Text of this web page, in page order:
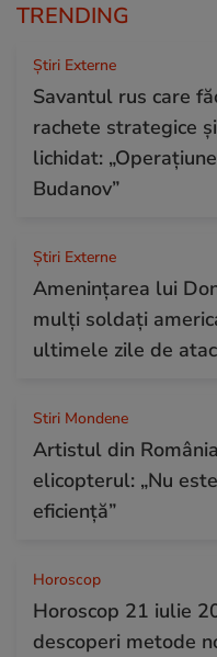
TRENDING
Știri Externe
Savantul rus care
rachete strategice
lichidat:
Budanov”
Știri Externe
Amenințarea lui
mulți soldați
ultimele zile de
Stiri Mondene
Artistul din
elicopterul: „Nu
eficiență”
Horoscop
Horoscop 21 iulie
descoperi metode